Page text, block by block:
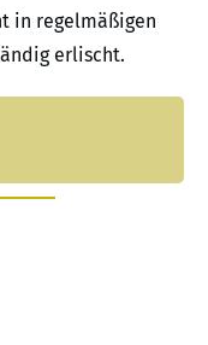
in regelmäßigen
erlischt.